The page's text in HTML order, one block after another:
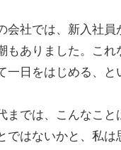
社では、新入社員
もありました。こ
一日をはじめる、
までは、こんなこ
ではないかと、私